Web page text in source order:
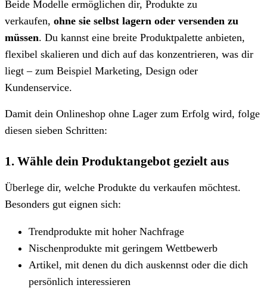
Beide Modelle ermöglichen dir, Produkte zu
verkaufen, ohne sie selbst lagern oder versenden zu
müssen. Du kannst eine breite Produktpalette anbieten,
flexibel skalieren und dich auf das konzentrieren, was dir
liegt – zum Beispiel Marketing, Design oder
Kundenservice.
Damit dein Onlineshop ohne Lager zum Erfolg wird, folge
diesen sieben Schritten:
1. Wähle dein Produktangebot gezielt aus
Überlege dir, welche Produkte du verkaufen möchtest.
Besonders gut eignen sich:
Trendprodukte mit hoher Nachfrage
Nischenprodukte mit geringem Wettbewerb
Artikel, mit denen du dich auskennst oder die dich
persönlich interessieren